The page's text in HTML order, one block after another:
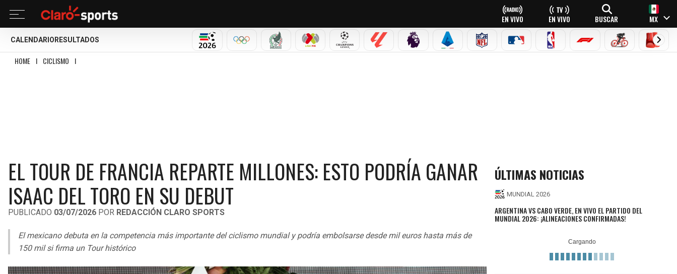
EN VIVO EN VIVO BUSCAR MX
CALENDARIO RESULTADOS
MUNDIAL 2026OLÍMPICOSSELECCIÓN MEXICANA
LIGA MX CHAMPIONS LEAGUE
LALIGA PREMIER LEAGUE
SERIE A NFL MLB NBA FÓRMULA 1CICLISMOBOXEO
HOME I CICLISMO I
EL TOUR DE FRANCIA REPARTE MILLONES: ESTO PODRÍA GANAR
ISAAC DEL TORO EN SU DEBUT
PUBLICADO 03/07/2026 POR REDACCIÓN CLARO SPORTS
El mexicano debuta en la competencia más importante del ciclismo mundial y podría embolsarse desde mil euros hasta más de
150 mil si firma un Tour histórico
ÚLTIMAS NOTICIAS
MUNDIAL 2026
ARGENTINA VS CABO VERDE, EN VIVO EL PARTIDO DEL
MUNDIAL 2026: ¡ALINEACIONES CONFIRMADAS!